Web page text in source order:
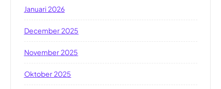
Januari 2026
December 2025
November 2025
Oktober 2025